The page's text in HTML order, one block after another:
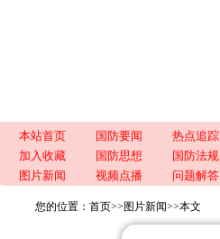
本站首页 国防要闻 热点追踪
加入收藏
国防思想 国防法规
图片新闻
视频点播 问题解答
您的位置： 首页>> 图片新闻>>本文